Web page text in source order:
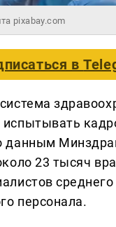
pixabay.com
в
испытывать
данным
23 тысяч
среднего
персонала.